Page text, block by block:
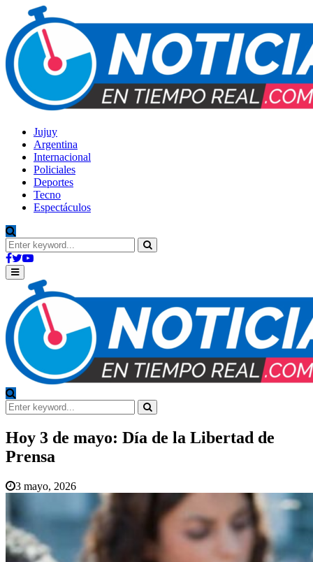
Jujuy
Argentina
Internacional
Policiales
Deportes
Tecno
Espectáculos
Search
for:
Search
Facebook
Twitter
Youtube
Primary
Menu
Search
for:
Search
Hoy 3 de mayo: Día de la Libertad de
Prensa
3 mayo, 2026